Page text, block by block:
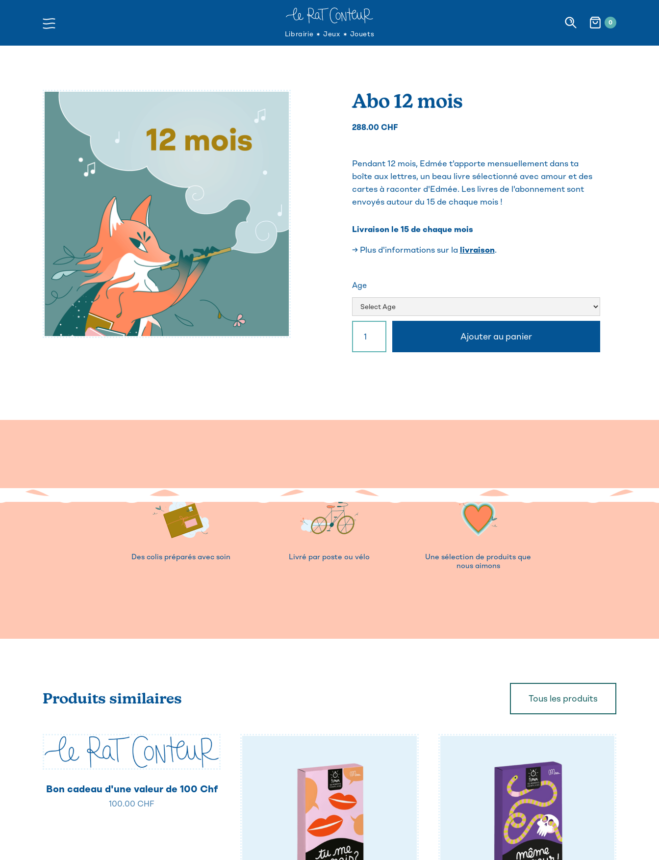
0
Librairie Jeux Jouets
Abo 12 mois
288.00 CHF
Pendant 12 mois, Edmée t'apporte mensuellement dans ta
boîte aux lettres, un beau livre sélectionné avec amour et des
cartes à raconter d'Edmée. Les livres de l'abonnement sont
envoyés autour du 15 de chaque mois !
Livraison le 15 de chaque mois
→ Plus d'informations sur la livraison.
Age
Des colis préparés avec soin Livré par poste ou vélo
Une sélection de produits que
nous aimons
Produits similaires Tous les produits
Bon cadeau d'une valeur de 100 Chf
100.00 CHF